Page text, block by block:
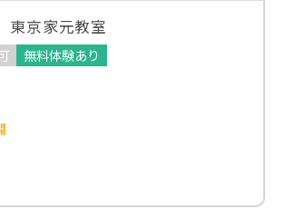
京家元教室
無料体験あり